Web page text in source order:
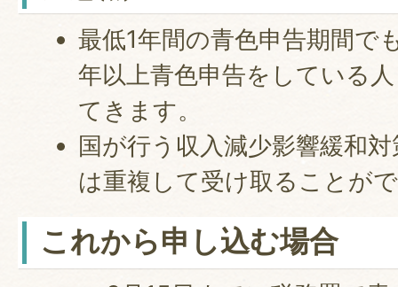
最低1年間の青色申告期間で
年以上青色申告をしている
てきます。
国が行う収入減少影響緩和
は重複して受け取ることが
これから申し込む場合